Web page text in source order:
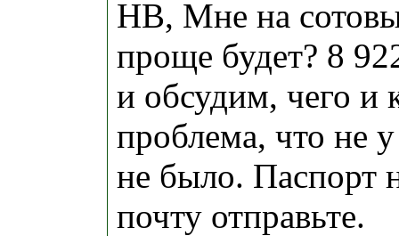
НВ, Мне на
проще будет? 8
и обсудим, чего и
проблема, что не
не было. Паспорт
почту отправьте.